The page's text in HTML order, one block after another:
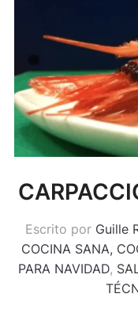
Escrito por Guille
COCINA SANA,
PARA NAVIDAD,